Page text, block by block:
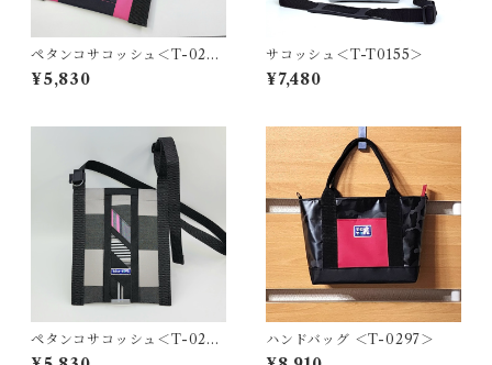
ペタンコサコッシュ＜T-0278
＞
¥5,830
サコッシュ＜T-T0155＞
¥7,480
ペタンコサコッシュ＜T-0279
＞
ハンドバッグ ＜T-0297＞